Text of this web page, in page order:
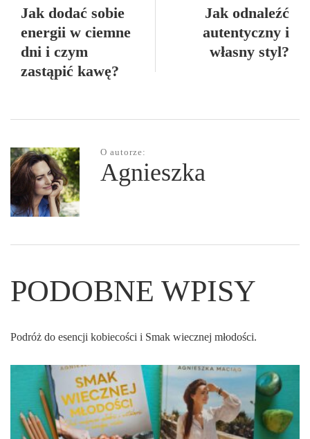
Jak odnaleźć
autentyczny i
własny styl?
Jak dodać sobie
energii w ciemne
dni i czym
zastąpić kawę?
O autorze:
Agnieszka
PODOBNE WPISY
Podróż do esencji kobiecości i Smak wiecznej młodości.